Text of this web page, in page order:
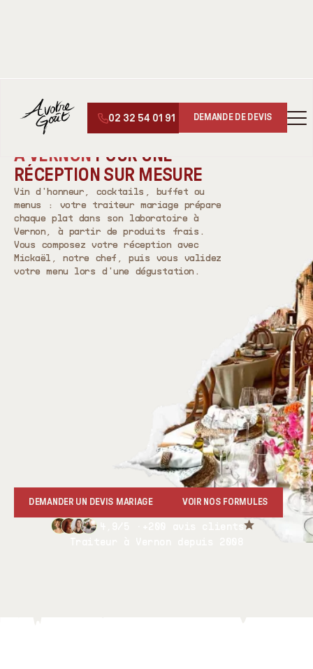
02 32 54 01 91 DEMANDE DE DEVIS
TRAITEUR MARIAGE À VERNON (27)
VOTRE TRAITEUR MARIAGE
À VERNON POUR UNE
RÉCEPTION SUR MESURE
Vin d'honneur, cocktails, buffet ou
menus : votre traiteur mariage prépare
chaque plat dans son laboratoire à
Vernon, à partir de produits frais.
Vous composez votre réception avec
Mickaël, notre chef, puis vous validez
votre menu lors d'une dégustation.
DEMANDER UN DEVIS MARIAGE VOIR NOS FORMULES
+200 avis clients
DESSERTS